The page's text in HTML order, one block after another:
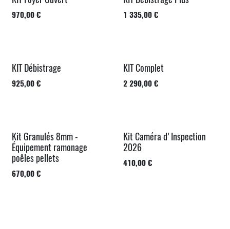
970,00 € 1 335,00€
KIT Débistrage
925,00 €
KIT Complet
2 290,00€
Best-Seller
Kit Granulés 8mm -
Équipement ramonage
poêles pellets
670,00 €
Best-Seller
Kit Caméra d'Inspection
2026
410,00€